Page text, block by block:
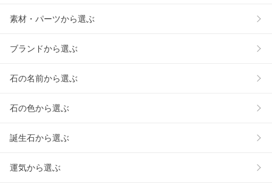
素材・パーツから選ぶ
ブランドから選ぶ
石の名前から選ぶ
石の色から選ぶ
誕生石から選ぶ
運気から選ぶ